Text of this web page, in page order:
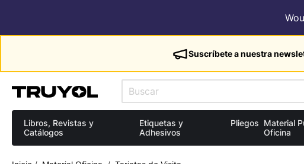
Suscríbete a nuestra
Libros, Revistas y
Catálogos
Etiquetas y
Adhesivos
Pliegos Material
Oficina